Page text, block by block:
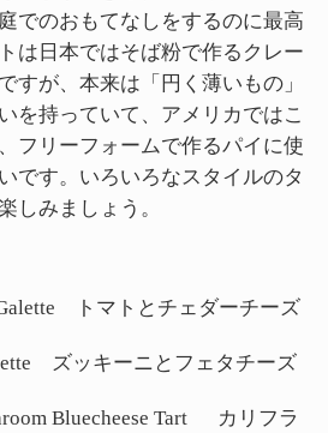
でのおもてなしをするのに最高
は日本ではそば粉で作るクレー
すが、本来は「円く薄いもの」
を持っていて、アメリカではこ
フリーフォームで作るパイに使
です。いろいろなスタイルのタ
しみましょう。
トマトとチェダーチーズ
ズッキーニとフェタチーズ
Bluecheese Tart カリフラ